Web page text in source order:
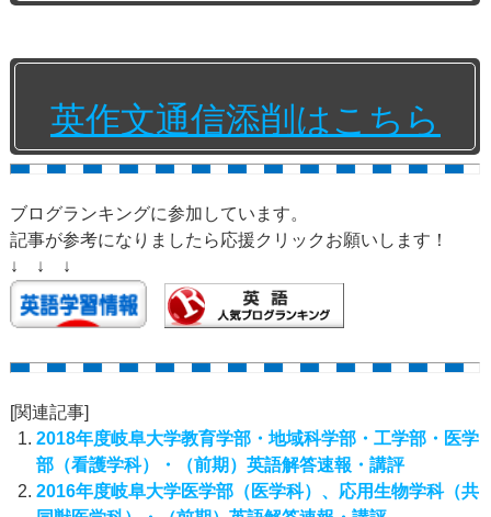
英作文通信添削はこちら
ブログランキングに参加しています。
記事が参考になりましたら応援クリックお願いします！
↓ ↓ ↓
[関連記事]
2018年度岐阜大学教育学部・地域科学部・工学部・医学
部（看護学科）・（前期）英語解答速報・講評
2016年度岐阜大学医学部（医学科）、応用生物学科（共